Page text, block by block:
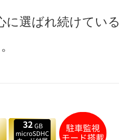
に選ばれ続けている